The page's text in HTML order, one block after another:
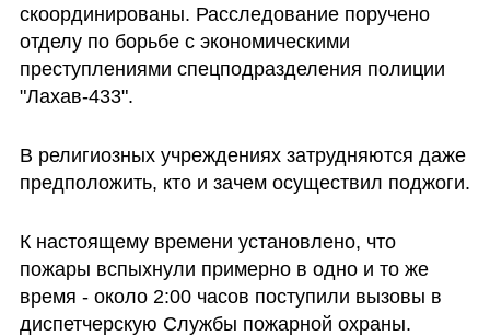
скоординированы. Расследование поручено
отделу по борьбе с экономическими
преступлениями спецподразделения полиции
"Лахав-433".
В религиозных учреждениях затрудняются даже
К настоящему времени установлено, что
пожары вспыхнули примерно в одно и то же
время - около 2:00 часов поступили вызовы в
диспетчерскую Службы пожарной охраны.